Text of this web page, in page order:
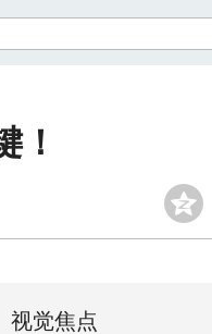
！
视觉焦点